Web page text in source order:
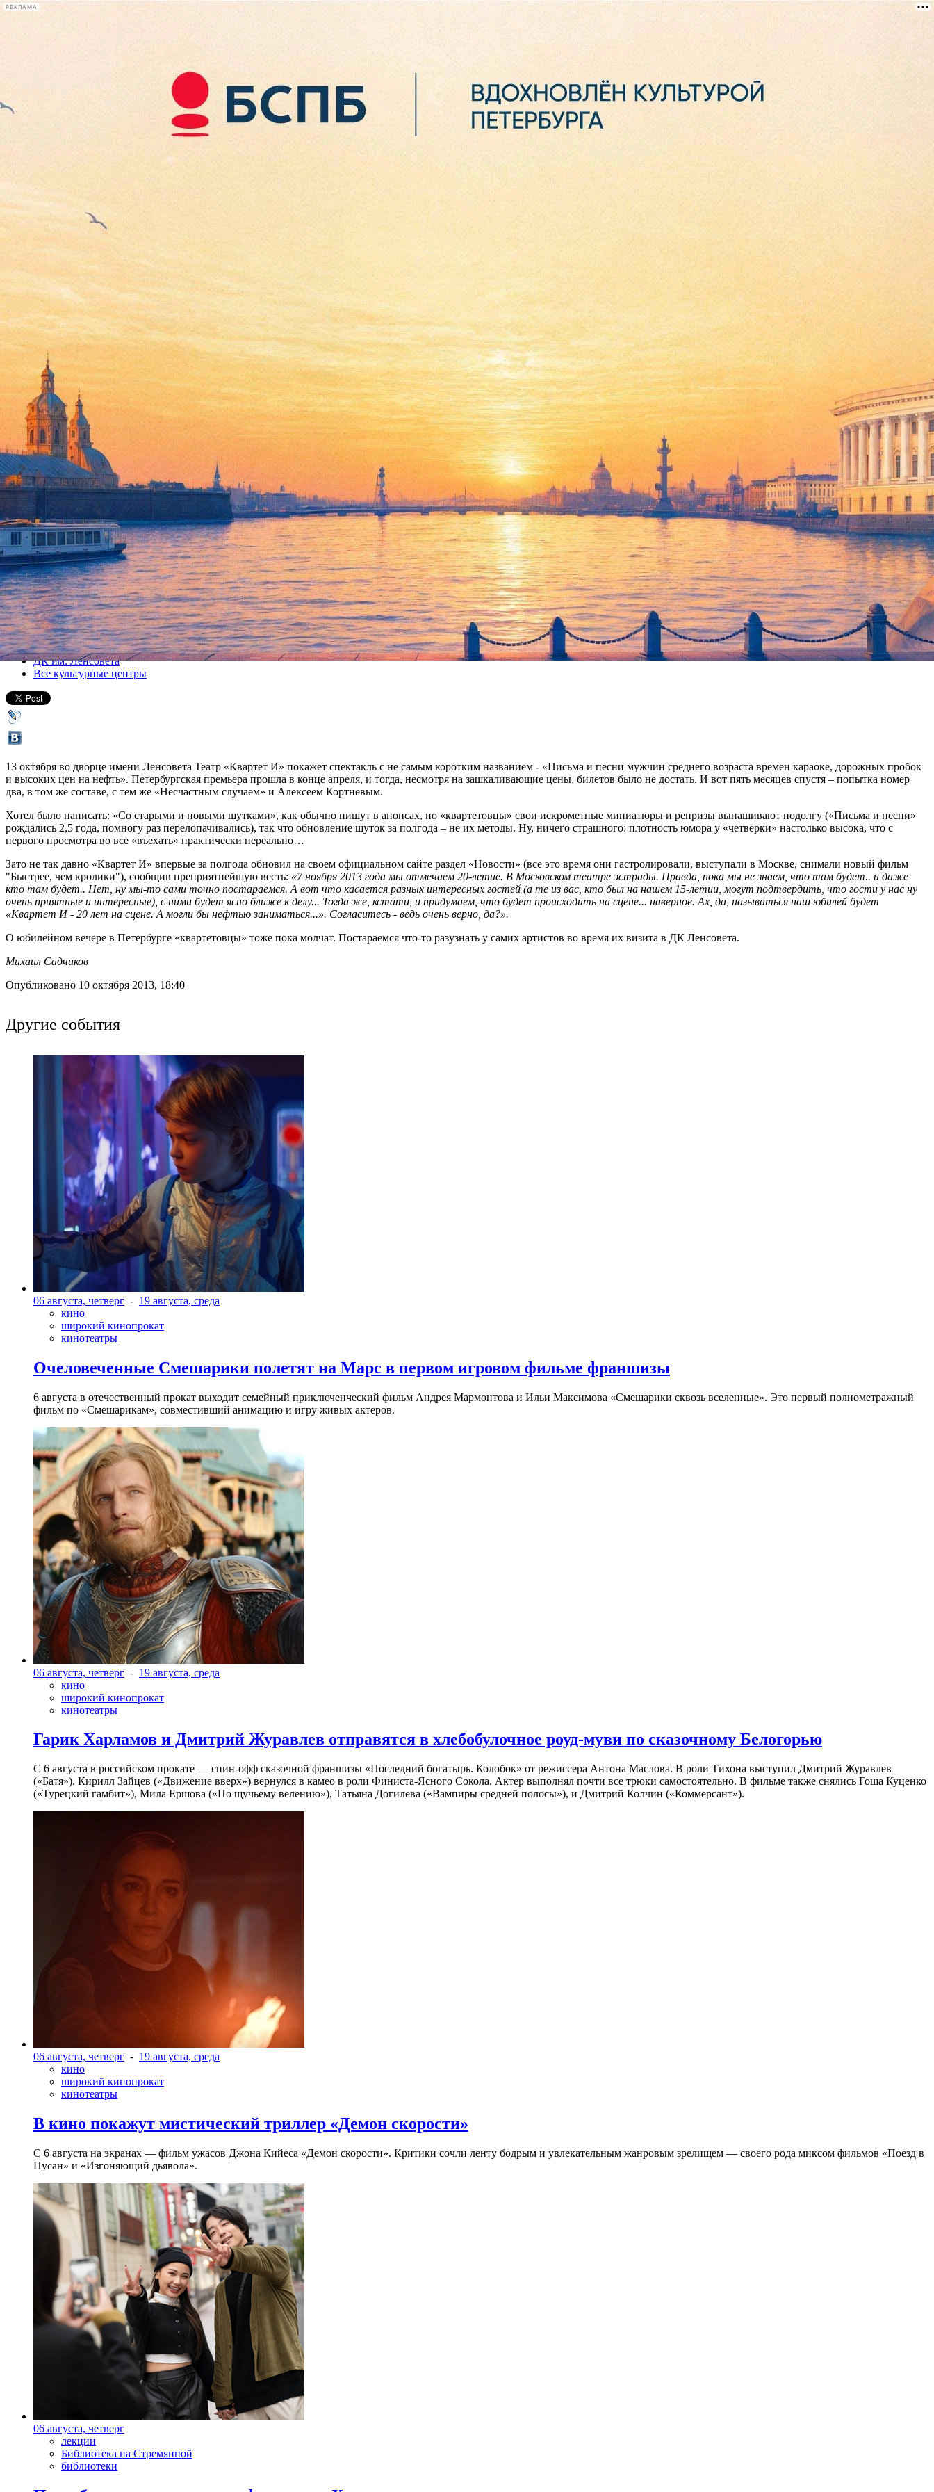
РЕКЛАМА
лекции
книги
«Письма и песни четырех мужчин среднего возраста» и группы «Несчастный случай»
13 октября 2013, воскресенье
Версия для печати
Все спектакли
ДК им. Ленсовета
Все культурные центры
13 октября во дворце имени Ленсовета Театр «Квартет И» покажет спектакль с не самым коротким названием - «Письма и песни мужчин среднего возраста времен караоке, дорожных пробок
и высоких цен на нефть». Петербургская премьера прошла в конце апреля, и тогда, несмотря на зашкаливающие цены, билетов было не достать. И вот пять месяцев спустя – попытка номер
два, в том же составе, с тем же «Несчастным случаем» и Алексеем Кортневым.
Хотел было написать: «Со старыми и новыми шутками», как обычно пишут в анонсах, но «квартетовцы» свои искрометные миниатюры и репризы вынашивают подолгу («Письма и песни»
рождались 2,5 года, помногу раз перелопачивались), так что обновление шуток за полгода – не их методы. Ну, ничего страшного: плотность юмора у «четверки» настолько высока, что с
первого просмотра во все «въехать» практически нереально…
Зато не так давно «Квартет И» впервые за полгода обновил на своем официальном сайте раздел «Новости» (все это время они гастролировали, выступали в Москве, снимали новый фильм
"Быстрее, чем кролики"), сообщив преприятнейшую весть: «7 ноября 2013 года мы отмечаем 20-летие. В Московском театре эстрады. Правда, пока мы не знаем, что там будет.. и даже
кто там будет.. Нет, ну мы-то сами точно постараемся. А вот что касается разных интересных гостей (а те из вас, кто был на нашем 15-летии, могут подтвердить, что гости у нас ну
очень приятные и интересные), с ними будет ясно ближе к делу... Тогда же, кстати, и придумаем, что будет происходить на сцене... наверное. Ах, да, называться наш юбилей будет
«Квартет И - 20 лет на сцене. А могли бы нефтью заниматься...». Согласитесь - ведь очень верно, да?».
О юбилейном вечере в Петербурге «квартетовцы» тоже пока молчат. Постараемся что-то разузнать у самих артистов во время их визита в ДК Ленсовета.
Михаил Садчиков
Опубликовано 10 октября 2013, 18:40
Другие события
06 августа, четверг - 19 августа, среда
кино
широкий кинопрокат
кинотеатры
Очеловеченные Смешарики полетят на Марс в первом игровом фильме франшизы
6 августа в отечественный прокат выходит семейный приключенческий фильм Андрея Мармонтова и Ильи Максимова «Смешарики сквозь вселенные». Это первый полнометражный
фильм по «Смешарикам», совместивший анимацию и игру живых актеров.
06 августа, четверг - 19 августа, среда
кино
широкий кинопрокат
кинотеатры
Гарик Харламов и Дмитрий Журавлев отправятся в хлебобулочное роуд-муви по сказочному Белогорью
С 6 августа в российском прокате — спин-офф сказочной франшизы «Последний богатырь. Колобок» от режиссера Антона Маслова. В роли Тихона выступил Дмитрий Журавлев
(«Батя»). Кирилл Зайцев («Движение вверх») вернулся в камео в роли Финиста-Ясного Сокола. Актер выполнял почти все трюки самостоятельно. В фильме также снялись Гоша Куценко
(«Турецкий гамбит»), Мила Ершова («По щучьему велению»), Татьяна Догилева («Вампиры средней полосы»), и Дмитрий Колчин («Коммерсант»).
06 августа, четверг - 19 августа, среда
кино
широкий кинопрокат
кинотеатры
В кино покажут мистический триллер «Демон скорости»
С 6 августа на экранах — фильм ужасов Джона Кийеса «Демон скорости». Критики сочли ленту бодрым и увлекательным жанровым зрелищeм — своего рода миксом фильмов «Поезд в
Пусан» и «Изгоняющий дьявола».
06 августа, четверг
лекции
Библиотека на Стремянной
библиотеки